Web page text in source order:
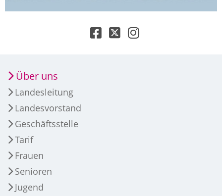
Über uns
Landesleitung
Landesvorstand
Geschäftsstelle
Tarif
Frauen
Senioren
Jugend